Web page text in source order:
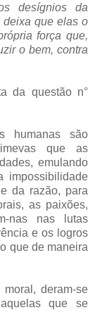
desígnios da
deixa que elas o
força que,
o bem, contra
da questão n°
humanas são
que as
emulando
impossibilidade
da razão, para
as paixões,
nas nas lutas
e os logros
que de maneira
deram-se
que se